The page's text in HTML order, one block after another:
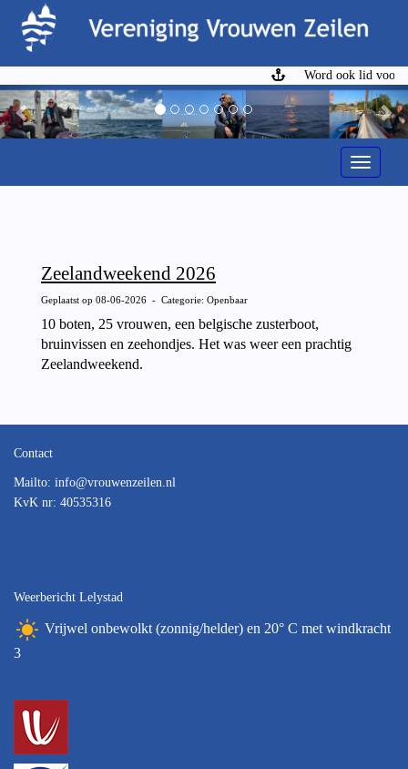
Word ook lid voor
Previous
Toggle
Zeelandweekend 2026
Geplaatst op 08-06-2026 - Categorie: Openbaar
10 boten, 25 vrouwen, een belgische zusterboot,
bruinvissen en zeehondjes. Het was weer een prachtig
Zeelandweekend.
Contact
Mailto: ofni@vrouwenzeilen.nl
KvK nr: 40535316
Weerbericht Lelystad
Vrijwel onbewolkt (zonnig/helder) en 20° C met windkracht
3